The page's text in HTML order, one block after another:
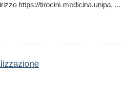
https://tirocini-medicina.unipa. ...